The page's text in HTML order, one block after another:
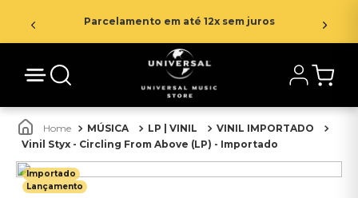
Parcelamento em até 12x sem juros
MÚSICA LP | VINIL
VINIL IMPORTADO
Vinil Styx - Circling From Above (LP) - Importado
Importado
Lançamento